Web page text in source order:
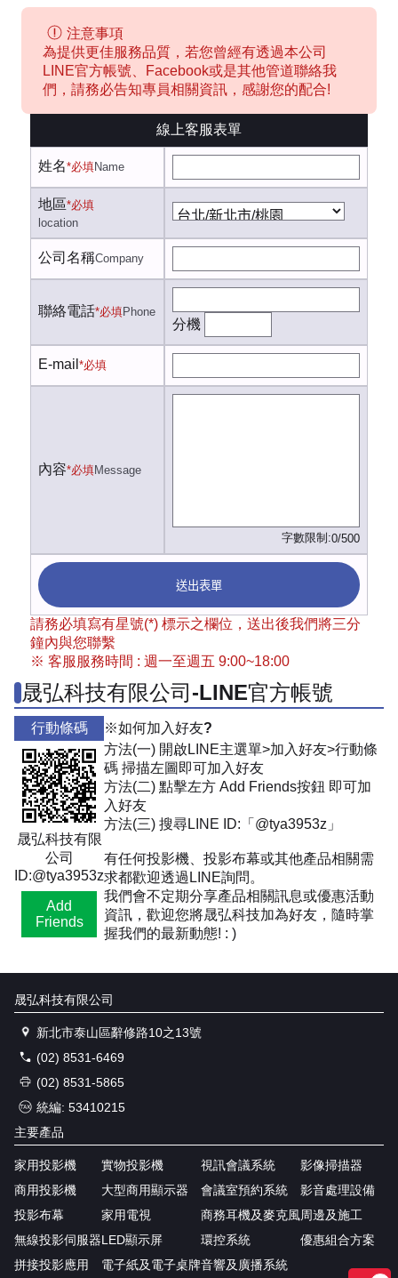
注意事項
為提供更佳服務品質，若您曾經有透過本公司
LINE官方帳號、Facebook或是其他管道聯絡我
們，請務必告知專員相關資訊，感謝您的配合!
線上客服表單
姓名*必填Name
地區*必填
location
公司名稱Company
聯絡電話*必填Phone
分機
E-mail *必填
內容*必填Message
字數限制:0/500
送出表單
請務必填寫有星號(*) 標示之欄位，送出後我們將三分
鐘內與您聯繫
※ 客服服務時間 : 週一至週五 9:00~18:00
晟弘科技有限公司-LINE官方帳號
行動條碼
晟弘科技有限
公司
ID:@tya3953z
Add
Friends
※如何加入好友?
方法(一) 開啟LINE主選單>加入好友>行動條
碼 掃描左圖即可加入好友
方法(二) 點擊左方 Add Friends按鈕 即可加
入好友
方法(三) 搜尋LINE ID:「@tya3953z」
有任何投影機、投影布幕或其他產品相關需
求都歡迎透過LINE詢問。
我們會不定期分享產品相關訊息或優惠活動
資訊，歡迎您將晟弘科技加為好友，隨時掌
握我們的最新動態! : )
晟弘科技有限公司
新北市泰山區辭修路10之13號
(02) 8531-6469
(02) 8531-5865
統編: 53410215
主要產品
家用投影機
商用投影機
投影布幕
無線投影伺服器
拼接投影應用
實物投影機
大型商用顯示器
家用電視
LED顯示屏
電子紙及電子桌牌
視訊會議系統
會議室預約系統
商務耳機及麥克風
環控系統
音響及廣播系統
影像掃描器
影音處理設備
周邊及施工
優惠組合方案